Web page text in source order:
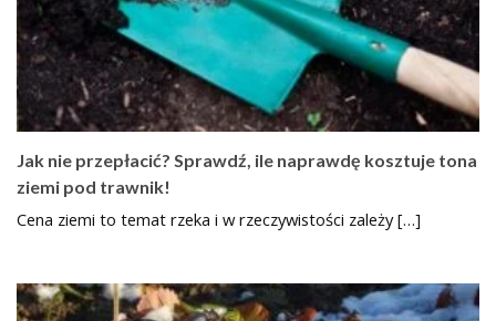
Jak nie przepłacić? Sprawdź, ile naprawdę kosztuje tona
ziemi pod trawnik!
Cena ziemi to temat rzeka i w rzeczywistości zależy […]